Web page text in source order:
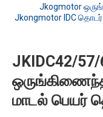
Jkogmotor
Jkongmotor IDC
JKIDC42/
மாடல் பெயர்